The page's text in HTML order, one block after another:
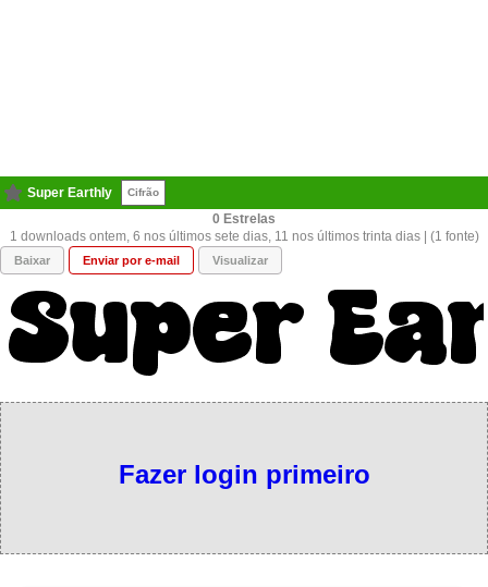
Super Earthly Cifrão
0
1 downloads ontem, 6 nos últimos sete dias, 11 nos últimos trinta dias | (1 fonte)
Baixar Enviar por e-mail Visualizar
Fazer login primeiro